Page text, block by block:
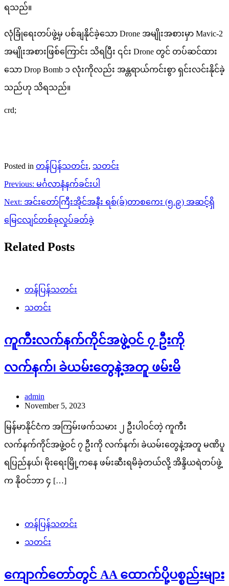
ရသည်။
လုံခြုံရေးတပ်ဖွဲ့မှ ပစ်ချနိုင်ခဲ့သော Drone အမျိုးအစားမှာ Mavic-2
အမျိုးအစားဖြစ်ကြောင်း သိရပြီး ၎င်း Drone တွင် တပ်ဆင်ထား
သော Drop Bomb ၁ လုံးကိုလည်း အန္တရာယ်ကင်းစွာ ရှင်းလင်းနိုင်ခဲ့
သည်ဟု သိရသည်။
crd;
Posted in တန်ပြန်သတင်း, သတင်း
Post
navigation
Previous: မင်္ဂလာနံနက်ခင်းပါ
Next: အင်းတော်ကြီးအိုင်အနီး ရစ်(ခ်)တာစကေး (၅.၉) အဆင့်ရှိ
မြေငလျင်တစ်ခုလှုပ်ခတ်ခဲ့
Related Posts
တန်ပြန်သတင်း
သတင်း
ကူကီးလက်နက်ကိုင်အဖွဲ့ဝင် ၇ ဦးကို
လက်နက်၊ ခဲယမ်းတွေနဲ့အတူ ဖမ်းမိ
admin
November 5, 2023
မြန်မာနိုင်ငံက အကြမ်းဖက်သမား ၂ ဦးပါဝင်တဲ့ ကူကီး
လက်နက်ကိုင်အဖွဲ့ဝင် ၇ ဦးကို လက်နက်၊ ခဲယမ်းတွေနဲ့အတူ မဏိပူ
ရပြည်နယ်၊ မိုးရေးမြို့ကနေ ဖမ်းဆီးရမိခဲ့တယ်လို့ အိန္ဒိယရဲတပ်ဖွဲ့
က နိုဝင်ဘာ ၄ […]
တန်ပြန်သတင်း
သတင်း
ကျောက်တော်တွင် AA ထောက်ပို့ပစ္စည်းများ